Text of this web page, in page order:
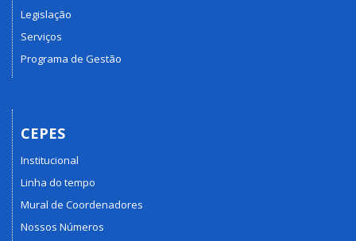
Legislação
Serviços
Programa de Gestão
CEPES
Institucional
Linha do tempo
Mural de Coordenadores
Nossos Números